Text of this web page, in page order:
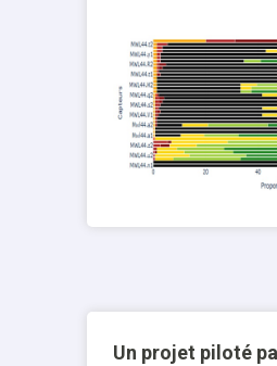
Un projet piloté